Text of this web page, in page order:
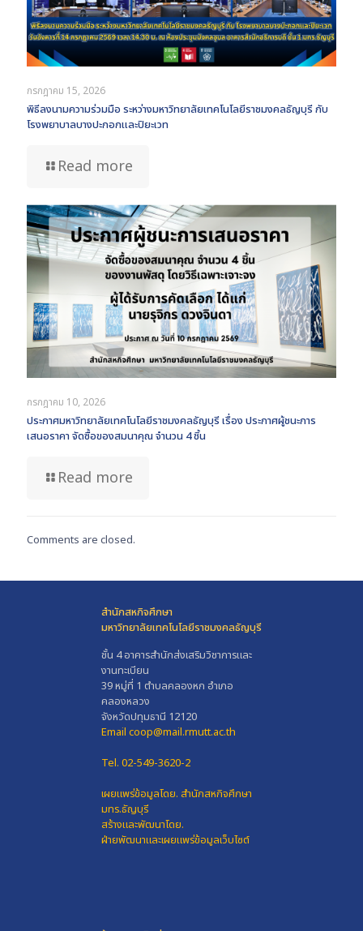
กรกฎาคม 15, 2026
พิธีลงนามความร่วมมือ ระหว่างมหาวิทยาลัยเทคโนโลยีราชมงคลธัญบุรี กับ
โรงพยาบาลบางปะกอกและปิยะเวท
Read more
กรกฎาคม 10, 2026
ประกาศมหาวิทยาลัยเทคโนโลยีราชมงคลธัญบุรี เรื่อง ประกาศผู้ชนะการ
เสนอราคา จัดซื้อของสมนาคุณ จำนวน 4 ชิ้น
Read more
Comments are closed.
สำนักสหกิจศึกษา
มหาวิทยาลัยเทคโนโลยีราชมงคลธัญบุรี
ชั้น 4 อาคารสำนักส่งเสริมวิชาการและ
งานทะเบียน
39 หมู่ที่ 1 ตำบลคลองหก อำเภอ
คลองหลวง
จังหวัดปทุมธานี 12120
Email coop@mail.rmutt.ac.th
Tel. 02-549-3620-2
เผยแพร่ข้อมูลโดย. สำนักสหกิจศึกษา
มทร.ธัญบุรี
สร้างและพัฒนาโดย.
ฝ่ายพัฒนาและเผยแพร่ข้อมูลเว็บไซต์